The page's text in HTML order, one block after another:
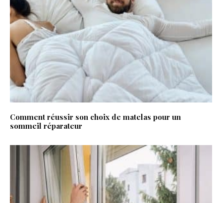
Comment réussir son choix de matelas pour un
sommeil réparateur